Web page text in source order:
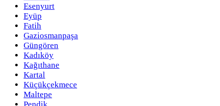
Esenyurt
Eyüp
Fatih
Gaziosmanpaşa
Güngören
Kadıköy
Kağıthane
Kartal
Küçükçekmece
Maltepe
Pendik